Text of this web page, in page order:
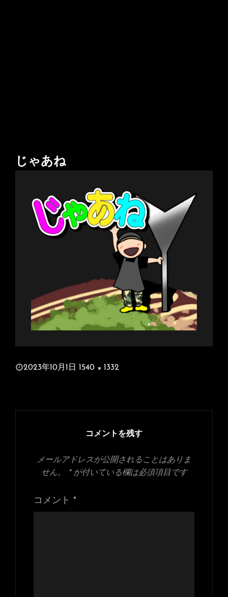
じゃあね
投2023年10月1日 1540 × 1332
コメントを残す
メールアドレスが公開されることはありま
せん。
*が付いている欄は必須項目です
コメント *